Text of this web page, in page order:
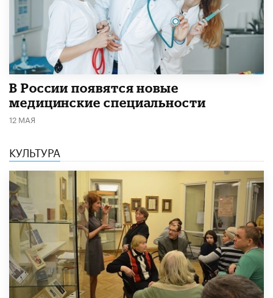
В России появятся новые
медицинские специальности
12 МАЯ
КУЛЬТУРА